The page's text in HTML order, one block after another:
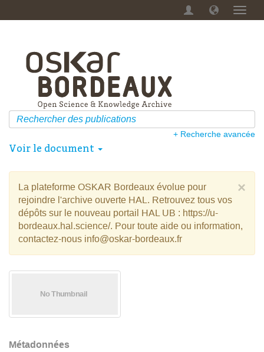
Menu
+ Recherche avancée
Voir le document
×
La plateforme OSKAR Bordeaux évolue pour
rejoindre l'archive ouverte HAL. Retrouvez tous vos
dépôts sur le nouveau portail HAL UB : https://u-
bordeaux.hal.science/. Pour toute aide ou information,
contactez-nous info@oskar-bordeaux.fr
Métadonnées